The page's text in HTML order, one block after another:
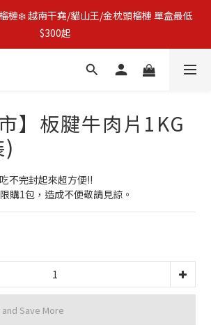
| 🔥 父親節加碼優惠 🔥 日本全殼生蠔2L 買
3包優惠價$1080 (免運費)
榴槤❄️ 越南干堯/貓山王/金枕頭榴槤 單盒最低
$300起
節優惠殺 🔥 挪威鮭魚片4包$888
| 🔥 父親節加碼優惠 🔥 日本全殼生蠔2L 買
3包優惠價$1080 (免運費)
】板腱牛肉片1KG
不完封起來超方便!!
購1包，造成不便敬請見諒。
Save More